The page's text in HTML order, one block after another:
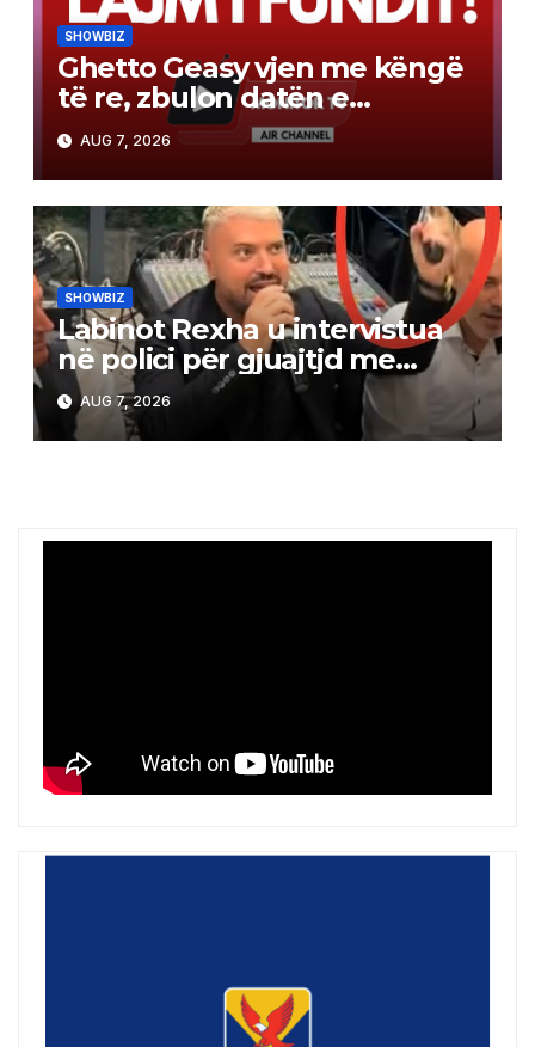
SHOWBIZ
Ghetto Geasy vjen me këngë
të re, zbulon datën e
publikimit (Video)
AUG 7, 2026
SHOWBIZ
Labinot Rexha u intervistua
në polici për gjuajtjd me
revole, ja versioni i tij
AUG 7, 2026